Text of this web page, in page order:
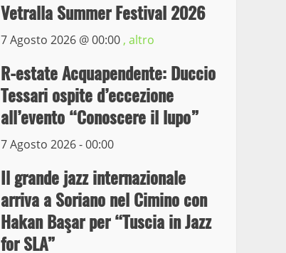
Vetralla Summer Festival 2026
7 Agosto 2026 @00:00 , altro
R-estate Acquapendente: Duccio
Tessari ospite d’eccezione
all’evento “Conoscere il lupo”
7 Agosto 2026 - 00:00
Il grande jazz internazionale
arriva a Soriano nel Cimino con
Hakan Başar per “Tuscia in Jazz
for SLA”
3
9 Maggio 2023
4
La Polizia di Stato arresta
il ladro seriale delle auto
in sosta a Viterbo
10 Maggio 2023
5
Prorogata la mostra dei
bozzetti di Michelangelo
Buonarroti ospitata al
Museo dei Portici
19 Gennaio 2023